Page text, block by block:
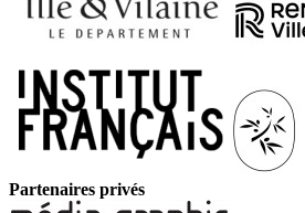
Partenaires privés